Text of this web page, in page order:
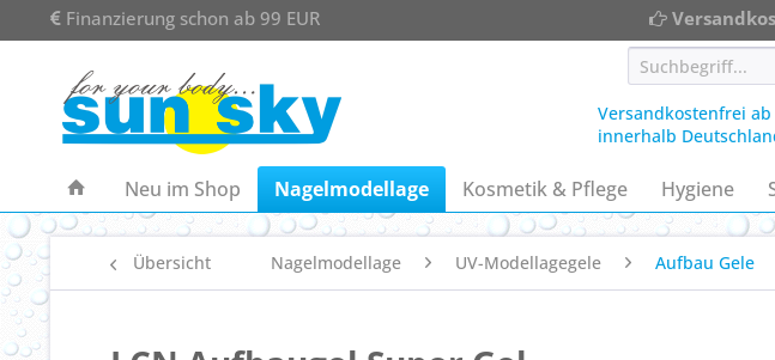
Finanzierung schon ab 99 EUR
Versandkostenfrei ab
innerhalb
Neu im Shop Nagelmodellage Kosmetik & Pflege Hygiene
Übersicht Nagelmodellage UV-Modellagegele Aufbau Gele